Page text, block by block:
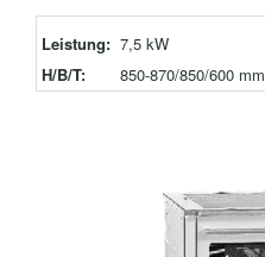
Leistung: 7,5 kW
H/B/T:
850-870/850/600 mm